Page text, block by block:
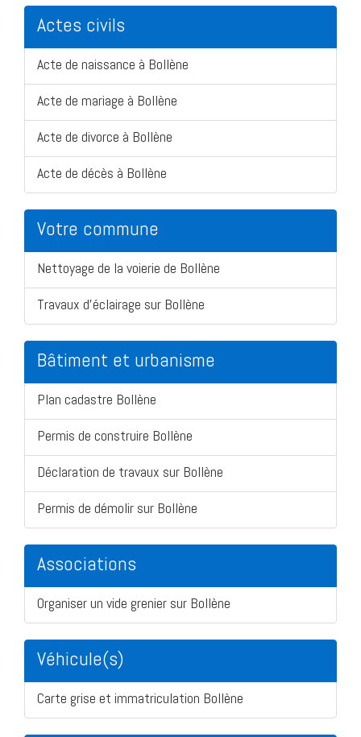
Actes civils
Acte de naissance à Bollène
Acte de mariage à Bollène
Acte de divorce à Bollène
Acte de décès à Bollène
Votre commune
Nettoyage de la voierie de Bollène
Travaux d'éclairage sur Bollène
Bâtiment et urbanisme
Plan cadastre Bollène
Permis de construire Bollène
Déclaration de travaux sur Bollène
Permis de démolir sur Bollène
Associations
Organiser un vide grenier sur Bollène
Véhicule(s)
Carte grise et immatriculation Bollène